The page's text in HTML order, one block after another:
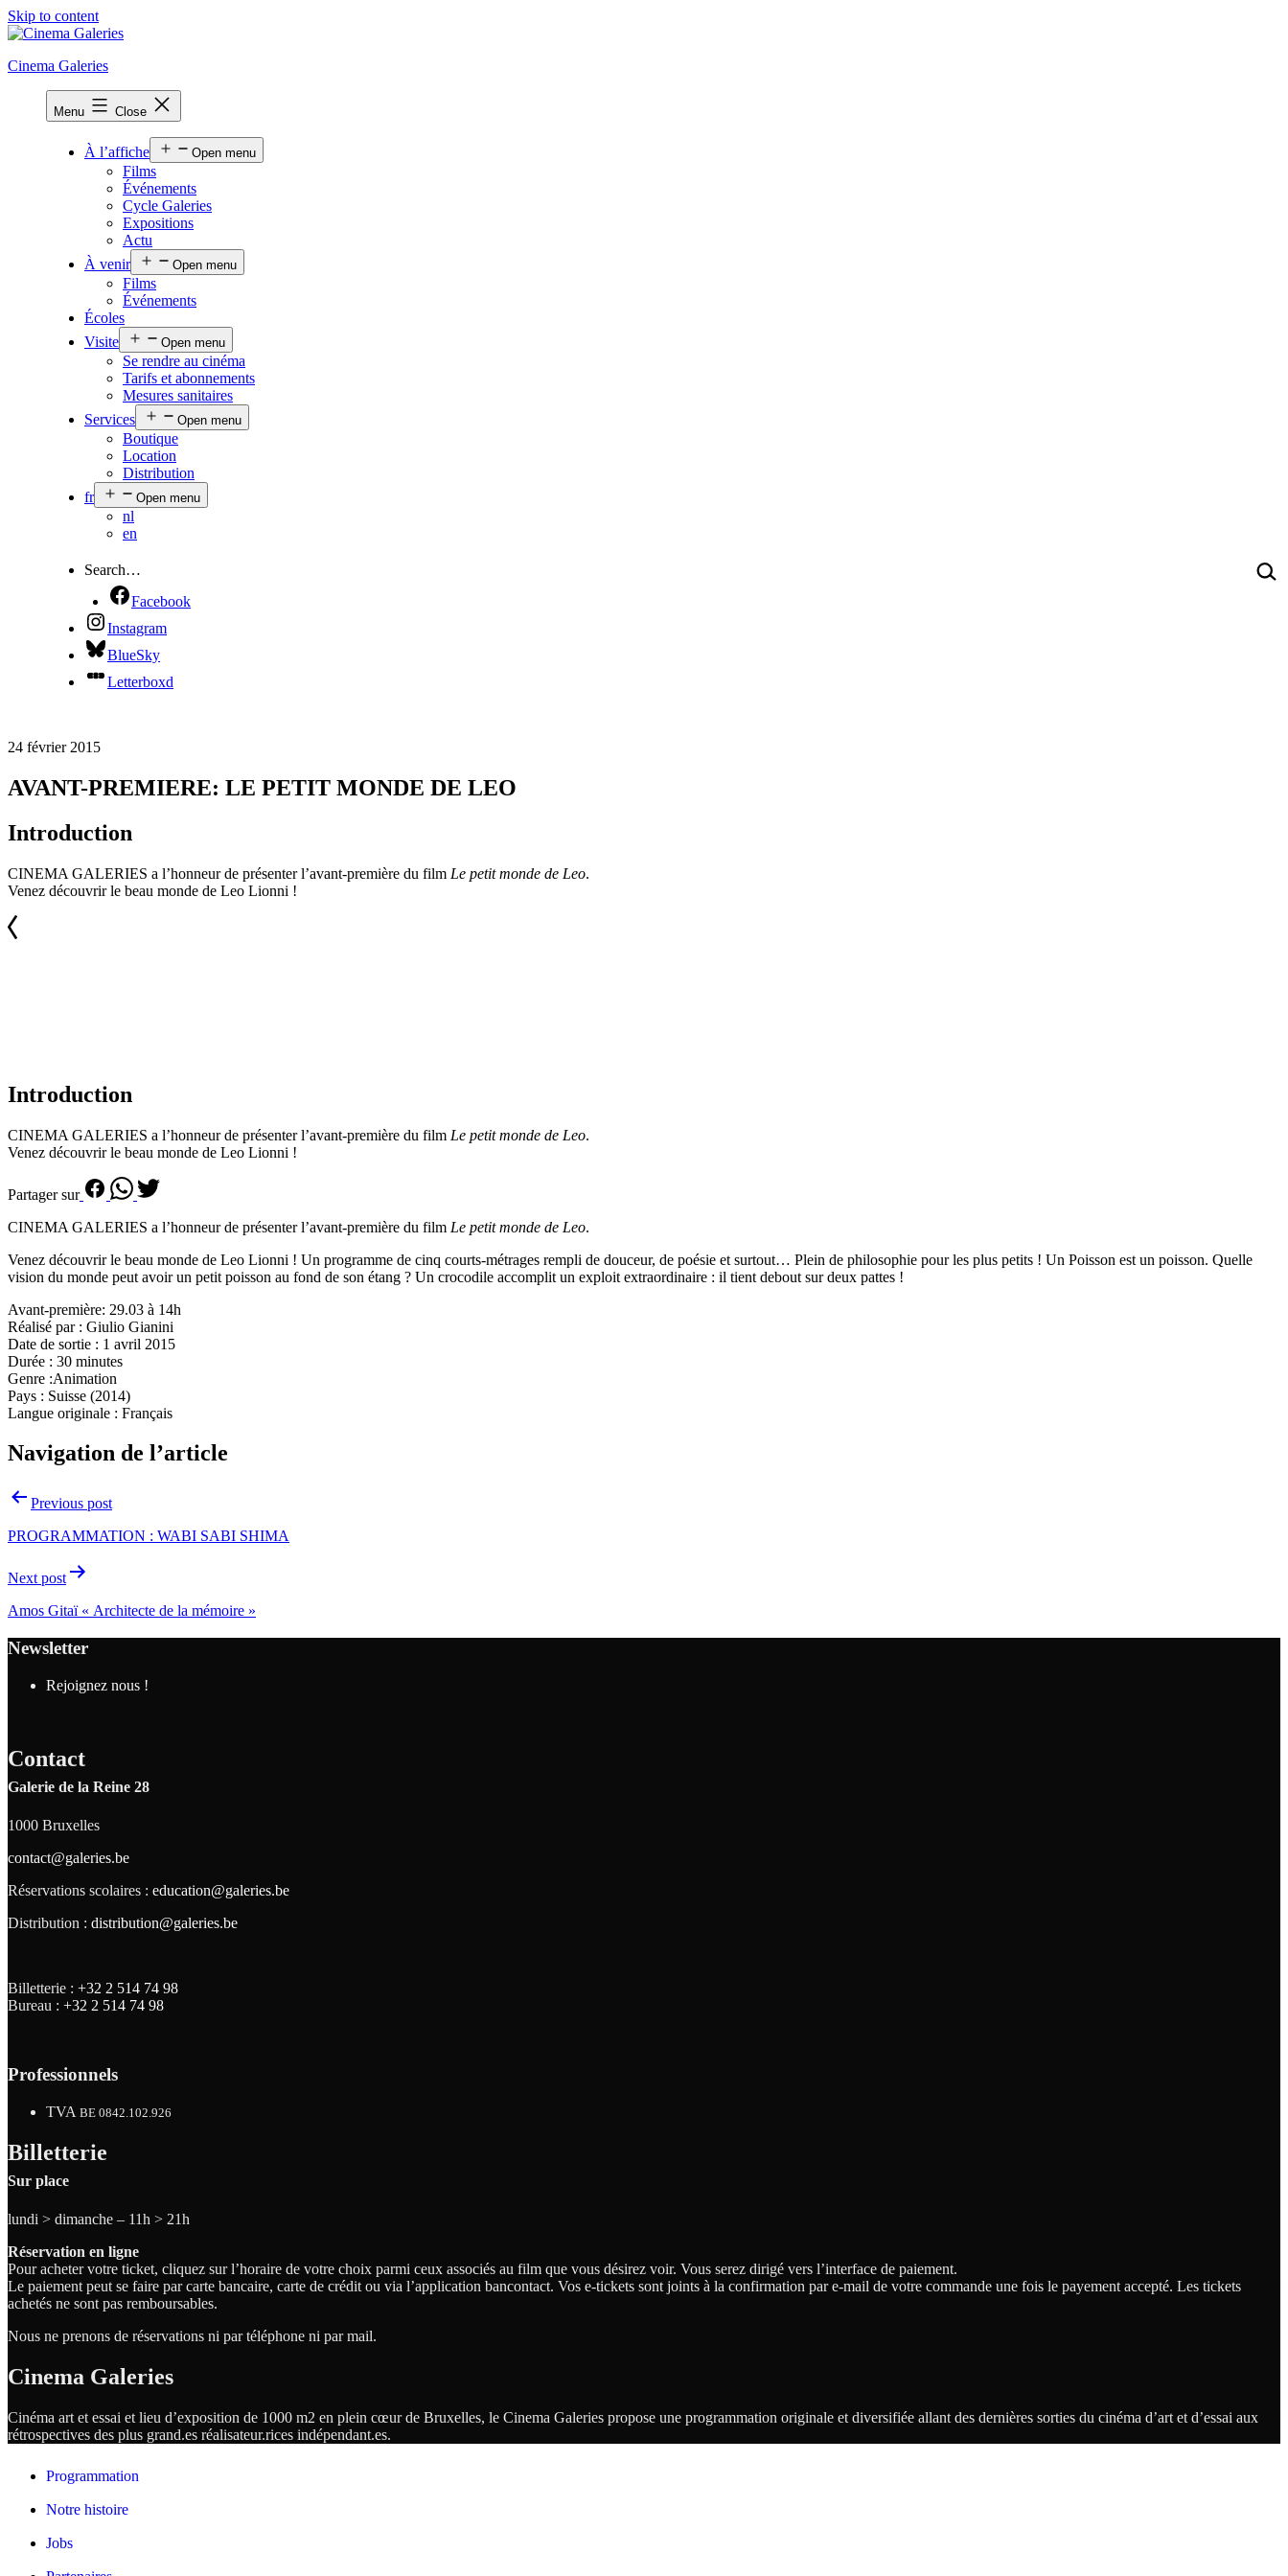
Skip to content
Cinema Galeries
Menu Close
À l’affiche Open menu
Films
Événements
Cycle Galeries
Expositions
Actu
À venir
Open menu
Films
Événements
Écoles
Visite
Open menu
Se rendre au cinéma
Tarifs et abonnements
Mesures sanitaires
Services
Open menu
Boutique
Location
Distribution
fr
Open menu
nl
en
Search…
Facebook
Instagram
BlueSky
Letterboxd
24 février 2015
AVANT-PREMIERE: LE PETIT MONDE DE LEO
Introduction
CINEMA GALERIES a l’honneur de présenter l’avant-première du film Le petit monde de Leo.
Venez découvrir le beau monde de Leo Lionni !
Introduction
CINEMA GALERIES a l’honneur de présenter l’avant-première du film Le petit monde de Leo.
Venez découvrir le beau monde de Leo Lionni !
Partager sur
CINEMA GALERIES a l’honneur de présenter l’avant-première du film Le petit monde de Leo.
Venez découvrir le beau monde de Leo Lionni ! Un programme de cinq courts-métrages rempli de douceur, de poésie et surtout… Plein de philosophie pour les plus petits ! Un Poisson est un poisson. Quelle
vision du monde peut avoir un petit poisson au fond de son étang ? Un crocodile accomplit un exploit extraordinaire : il tient debout sur deux pattes !
Avant-première: 29.03 à 14h
Réalisé par : Giulio Gianini
Date de sortie : 1 avril 2015
Durée : 30 minutes
Genre :Animation
Pays : Suisse (2014)
Langue originale : Français
Navigation de l’article
Previous post
PROGRAMMATION : WABI SABI SHIMA
Next post
Amos Gitaï « Architecte de la mémoire »
Newsletter
Rejoignez nous !
Contact
Galerie de la Reine 28
1000 Bruxelles
contact@galeries.be
Réservations scolaires : education@galeries.be
Distribution : distribution@galeries.be
Billetterie : +32 2 514 74 98
Bureau : +32 2 514 74 98
Professionnels
TVA BE 0842.102.926
Billetterie
Sur place
lundi > dimanche – 11h > 21h
Réservation en ligne
Pour acheter votre ticket, cliquez sur l’horaire de votre choix parmi ceux associés au film que vous désirez voir. Vous serez dirigé vers l’interface de paiement.
Le paiement peut se faire par carte bancaire, carte de crédit ou via l’application bancontact. Vos e-tickets sont joints à la confirmation par e-mail de votre commande une fois le payement accepté. Les tickets
achetés ne sont pas remboursables.
Nous ne prenons de réservations ni par téléphone ni par mail.
Cinema Galeries
Cinéma art et essai et lieu d’exposition de 1000 m2 en plein cœur de Bruxelles, le Cinema Galeries propose une programmation originale et diversifiée allant des dernières sorties du cinéma d’art et d’essai aux
rétrospectives des plus grand.es réalisateur.rices indépendant.es.
Programmation
Notre histoire
Jobs